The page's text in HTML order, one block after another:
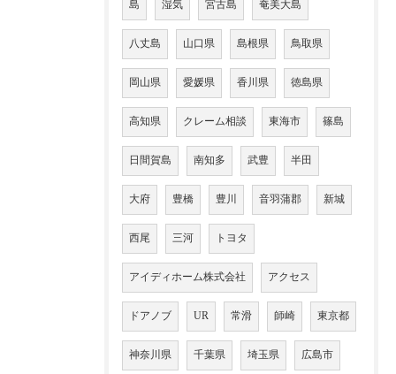
島 湿気 宮古島 奄美大島
八丈島 山口県 島根県 鳥取県
岡山県 愛媛県 香川県 徳島県
高知県 クレーム相談 東海市 篠島
日間賀島 南知多 武豊 半田
大府 豊橋 豊川 音羽蒲郡 新城
西尾 三河 トヨタ
アイディホーム株式会社 アクセス
ドアノブ UR 常滑 師崎 東京都
神奈川県 千葉県 埼玉県 広島市